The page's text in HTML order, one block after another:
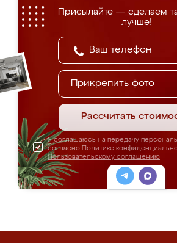
Присылайте — сделаем
лучше!
Прикрепить фото
Рассчитать
Я соглашаюсь на передачу
согласно Политике
Пользовательскому соглашению